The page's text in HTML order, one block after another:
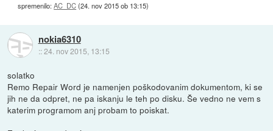
spremenilo:AC_DC(24. nov 2015 ob 13:15)
nokia6310
::24. nov 2015, 13:15
solatko
Remo Repair Word je namenjen poškodovanim dokumentom, ki se
jih ne da odpret, ne pa iskanju le teh po disku. Še vedno ne vem s
katerim programom anj probam to poiskat.